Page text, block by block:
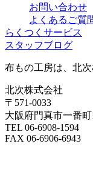
お問い合わせ
よくあるご質
らくつくサービス
スタッフブログ
布もの工房は、北
北次株式会社
〒571-0033
大阪府門真市一番町
TEL 06-6908-1594
FAX 06-6906-6943